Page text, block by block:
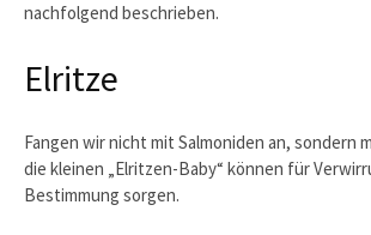
nachfolgend beschrieben.
Elritze
Fangen wir nicht mit Salmoniden an, sondern
die kleinen „Elritzen-Baby“ können für
Bestimmung sorgen.